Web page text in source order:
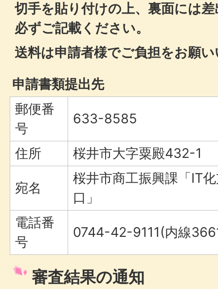
切手を貼り付けの上、裏面には
必ずご記載ください。
送料は申請者様でご負担をお願
申請書類提出先
郵便番
号
633-8585
住所 桜井市大字粟殿432-1
宛名
桜井市商工振興課「IT
口」
電話番
号
0744-42-9111(内線
審査結果の通知